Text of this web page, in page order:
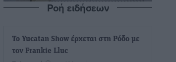
Ροή ειδήσεων
Το Yucatan Show έρχεται στη Ρόδο με
τον Frankie Lluc